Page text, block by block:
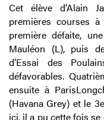
Cet élève d’Alain
premières courses
première défaite,
Mauléon (L), puis
d’Essai des
défavorables.
ensuite à
(Havana Grey) et le
ici, il a pu cette fois